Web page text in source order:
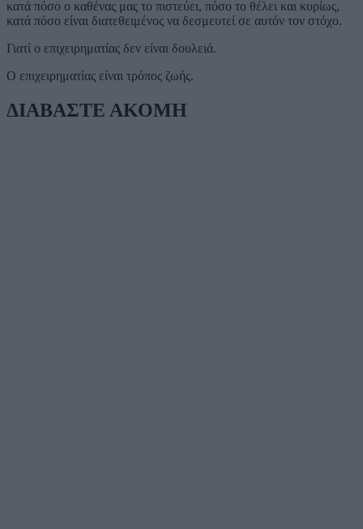
κατά πόσο ο καθένας μας το πιστεύει, πόσο το θέλει και κυρίως,
κατά πόσο είναι διατεθειμένος να δεσμευτεί σε αυτόν τον στόχο.
Γιατί ο επιχειρηματίας δεν είναι δουλειά.
Ο επιχειρηματίας είναι τρόπος ζωής.
ΔΙΑΒΑΣΤΕ ΑΚΟΜΗ